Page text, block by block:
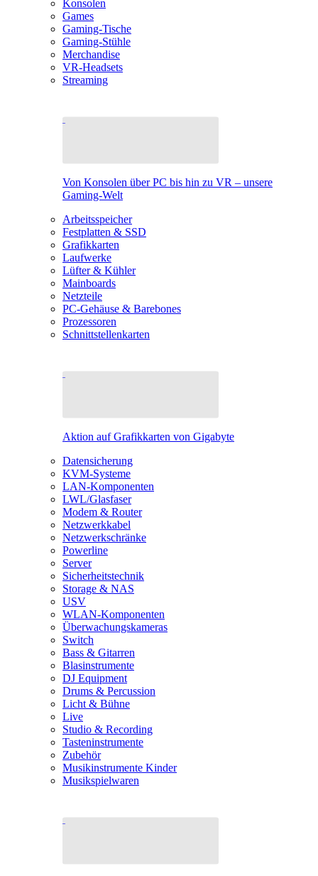
Konsolen
Games
Gaming-Tische
Gaming-Stühle
Merchandise
VR-Headsets
Streaming
Von Konsolen über PC bis hin zu VR – unsere
Gaming-Welt
Arbeitsspeicher
Festplatten & SSD
Grafikkarten
Laufwerke
Lüfter & Kühler
Mainboards
Netzteile
PC-Gehäuse & Barebones
Prozessoren
Schnittstellenkarten
Aktion auf Grafikkarten von Gigabyte
Datensicherung
KVM-Systeme
LAN-Komponenten
LWL/Glasfaser
Modem & Router
Netzwerkkabel
Netzwerkschränke
Powerline
Server
Sicherheitstechnik
Storage & NAS
USV
WLAN-Komponenten
Überwachungskameras
Switch
Bass & Gitarren
Blasinstrumente
DJ Equipment
Drums & Percussion
Licht & Bühne
Live
Studio & Recording
Tasteninstrumente
Zubehör
Musikinstrumente Kinder
Musikspielwaren